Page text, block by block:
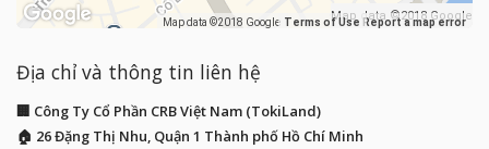
Map data ©2018 Google Map data ©2018 Google
Terms of Use Report a map error
Địa chỉ và thông tin liên hệ
🏢 Công Ty Cổ Phần CRB Việt Nam (TokiLand)
🏠 26 Đặng Thị Nhu, Quận 1 Thành phố Hồ Chí Minh